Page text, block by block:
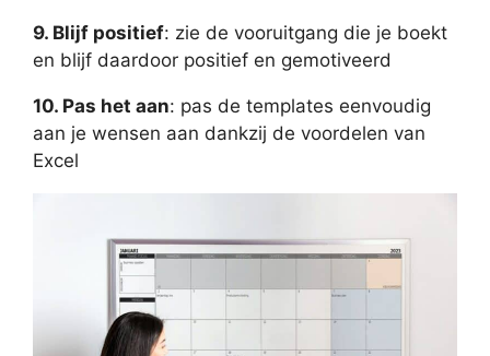
9. Blijf positief: zie de vooruitgang die je boekt
en blijf daardoor positief en gemotiveerd
10. Pas het aan: pas de templates eenvoudig
aan je wensen aan dankzij de voordelen van
Excel